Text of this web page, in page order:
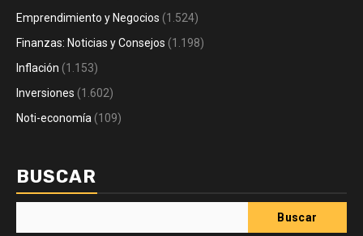
Emprendimiento y Negocios (1.524)
Finanzas: Noticias y Consejos (1.198)
Inflación (1.153)
Inversiones (1.602)
Noti-economía (109)
BUSCAR
Buscar